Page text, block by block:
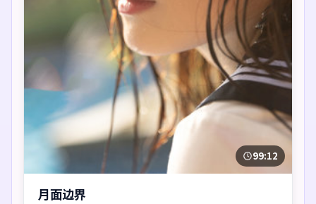
99:12
月面边界